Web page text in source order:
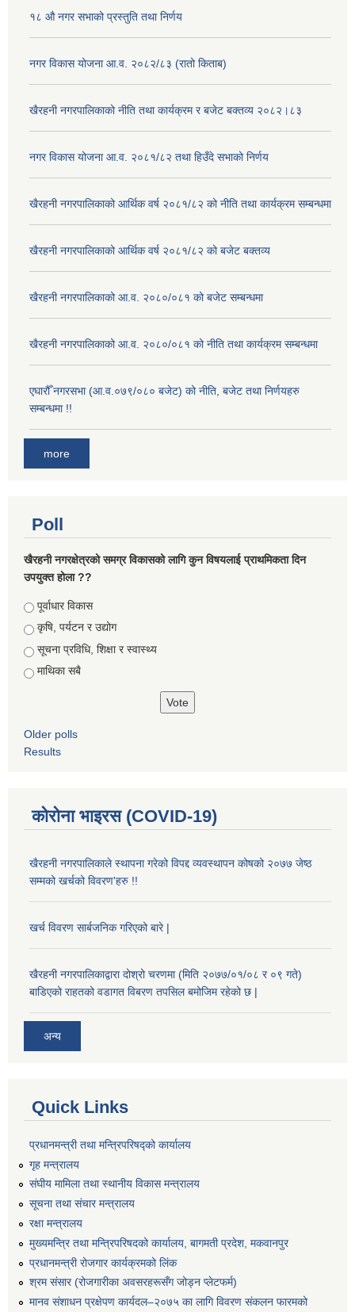
१८ औ नगर सभाको प्रस्तुति तथा निर्णय
नगर विकास योजना आ.व. २०८२/८३ (रातो किताब)
खैरहनी नगरपालिकाको नीति तथा कार्यक्रम र बजेट बक्तव्य २०८२।८३
नगर विकास योजना आ.व. २०८१/८२ तथा हिउँदे सभाको निर्णय
खैरहनी नगरपालिकाको आर्थिक वर्ष २०८१/८२ को नीति तथा कार्यक्रम सम्बन्धमा
खैरहनी नगरपालिकाको आर्थिक वर्ष २०८१/८२ को बजेट बक्तव्य
खैरहनी नगरपालिकाको आ.व. २०८०/०८१ को बजेट सम्बन्धमा
खैरहनी नगरपालिकाको आ.व. २०८०/०८१ को नीति तथा कार्यक्रम सम्बन्धमा
एघारौँ नगरसभा (आ.व.०७९/०८० बजेट) को नीति, बजेट तथा निर्णयहरु
सम्बन्धमा !!
more
Poll
खैरहनी नगरक्षेत्रको समग्र विकासको लागि कुन विषयलाई प्राथमिकता दिन
उपयुक्त होला ??
Choices
पूर्वाधार विकास
कृषि, पर्यटन र उद्योग
सूचना प्रविधि, शिक्षा र स्वास्थ्य
माथिका सबै
Older polls
Results
कोरोना भाइरस (COVID-19)
खैरहनी नगरपालिकाले स्थापना गरेको विपद्द व्यवस्थापन कोषको २०७७ जेष्ठ
सम्मको खर्चको विवरण'हरु !!
खर्च विवरण सार्बजनिक गरिएको बारे |
खैरहनी नगरपालिकाद्वारा दोश्रो चरणमा (मिति २०७७/०१/०८ र ०९ गते)
बाडिएको राहतको वडागत विबरण तपसिल बमोजिम रहेको छ |
अन्य
Quick Links
प्रधानमन्त्री तथा मन्त्रिपरिषद्को कार्यालय
गृह मन्त्रालय
संघीय मामिला तथा स्थानीय विकास मन्त्रालय
सूचना तथा संचार मन्त्रालय
रक्षा मन्त्रालय
मुख्यमन्त्रि तथा मन्त्रिपरिषदको कार्यालय, बागमती प्रदेश, मकवानपुर
प्रधानमन्त्री रोजगार कार्यक्रमको लिंक
श्रम संसार (रोजगारीका अवसरहरूसँग जोड्न प्लेटफर्म)
मानव संशाधन प्रक्षेपण कार्यदल–२०७५ का लागि विवरण संकलन फारमको